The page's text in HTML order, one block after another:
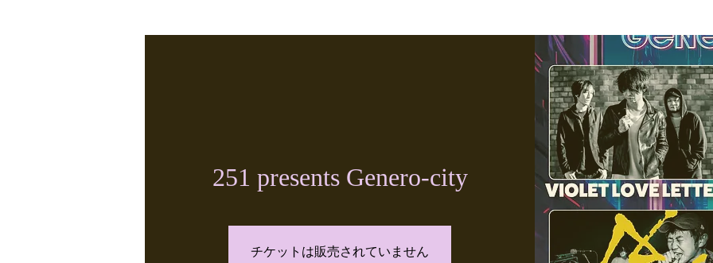
251 presents Genero-city
チケットは販売されていません